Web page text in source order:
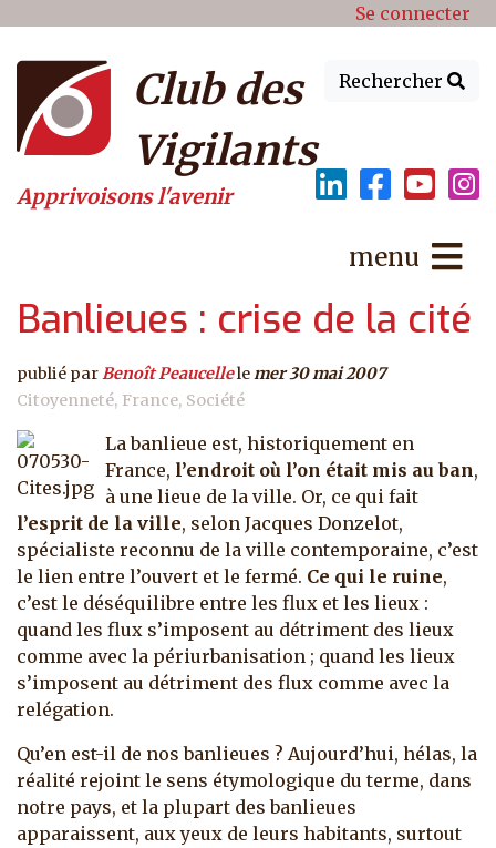
Menu du compte de Se connecter
Rechercher
Club des
Vigilants
Apprivoisons l'avenir
menu
Banlieues : crise de la cité
publié parBenoît Peaucellelemer 30 mai 2007
Citoyenneté France Société
La banlieue est, historiquement en
France, l’endroit où l’on était mis au ban,
à une lieue de la ville. Or, ce qui fait
l’esprit de la ville, selon Jacques Donzelot,
spécialiste reconnu de la ville contemporaine, c’est
le lien entre l’ouvert et le fermé. Ce qui le ruine,
c’est le déséquilibre entre les flux et les lieux :
quand les flux s’imposent au détriment des lieux
comme avec la périurbanisation ; quand les lieux
s’imposent au détriment des flux comme avec la
relégation.
Qu’en est-il de nos banlieues ? Aujourd’hui, hélas, la
réalité rejoint le sens étymologique du terme, dans
notre pays, et la plupart des banlieues
apparaissent, aux yeux de leurs habitants, surtout